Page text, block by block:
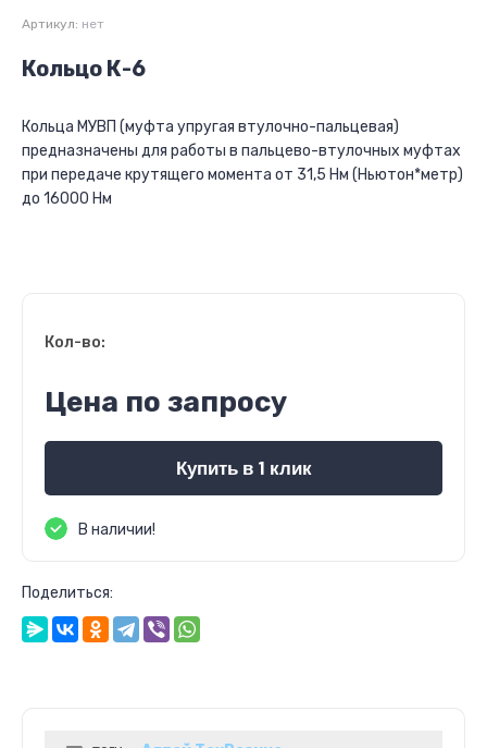
Артикул: нет
Кольцо К-6
Кольца МУВП (муфта упругая втулочно-пальцевая)
предназначены для работы в пальцево-втулочных муфтах
при передаче крутящего момента от 31,5 Нм (Ньютон*метр)
до 16000 Нм
Кол-во:
Цена по запросу
Купить в 1 клик
В наличии!
Поделиться: